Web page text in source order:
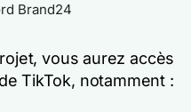
Brand24
vous aurez accès
TikTok, notamment :